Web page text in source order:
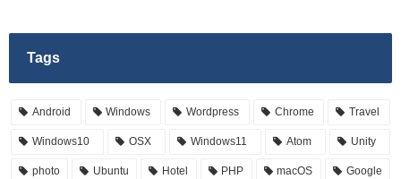
Tags
Android Windows Wordpress Chrome Travel
Windows10 OSX Windows11 Atom Unity
photo Ubuntu Hotel PHP macOS Google